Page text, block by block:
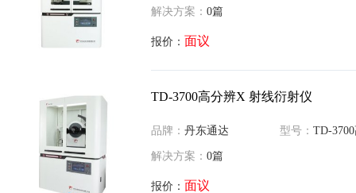
解决方案： 0篇
报价： 面议
TD-3700高分辨X 射线衍射仪
品牌： 丹东通达 型号： TD-3700高分
解决方案： 0篇
报价： 面议